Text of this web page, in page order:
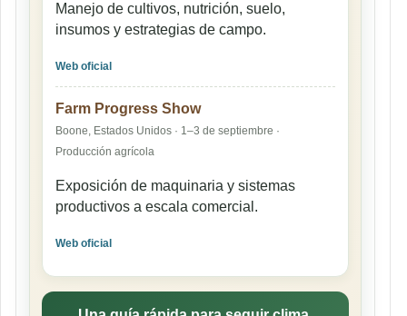
Manejo de cultivos, nutrición, suelo,
insumos y estrategias de campo.
Web oficial
Farm Progress Show
Boone, Estados Unidos · 1–3 de septiembre ·
Producción agrícola
Exposición de maquinaria y sistemas
productivos a escala comercial.
Web oficial